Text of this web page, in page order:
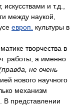
и т.д.,
между наукой,
европ.
культуры в
творчества в
работы, а именно
не очень
нового научного
механизм
В представлении